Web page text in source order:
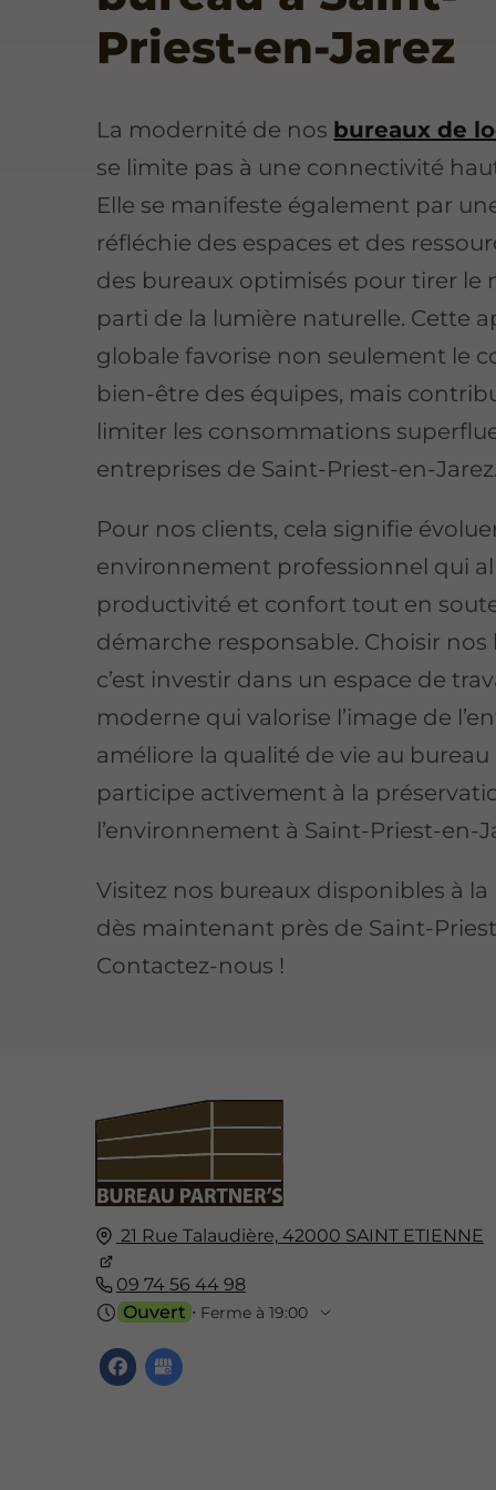
Priest-en-Jarez
La modernité de nos bureaux de
se limite pas à une connectivité
Elle se manifeste également par
réfléchie des espaces et des
des bureaux optimisés pour tirer le
parti de la lumière naturelle. Cette
globale favorise non seulement le
bien-être des équipes, mais
limiter les consommations
entreprises de Saint-Priest-en-Jarez.
Pour nos clients, cela signifie
environnement professionnel qui
productivité et confort tout en
démarche responsable. Choisir nos
c’est investir dans un espace de
moderne qui valorise l’image de
améliore la qualité de vie au bureau
participe activement à la
l’environnement à Saint-Priest-en-
Visitez nos bureaux disponibles à la
dès maintenant près de Saint-
Contactez-nous !
21 Rue Talaudière, 42000 SAINT ETIENNE
09 74 56 44 98
Ouvert ⋅ Ferme à 19:00